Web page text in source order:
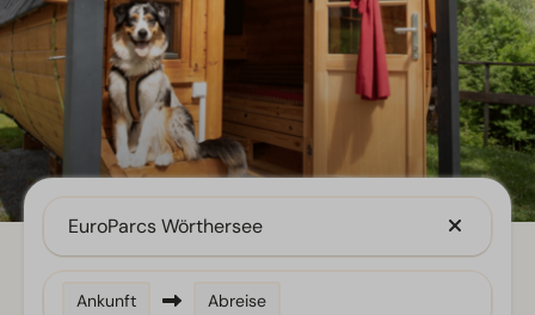
EuroParcs Wörthersee
Ankunft Abreise